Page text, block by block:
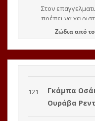
Ζώδιααπό το